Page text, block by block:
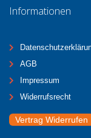
Informationen
AGB
Impressum
Widerrufsrecht
Vertrag Widerrufen